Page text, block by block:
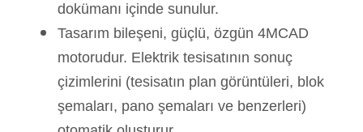
dokümanı içinde sunulur.
Tasarım bileşeni, güçlü, özgün 4MCAD
motorudur. Elektrik tesisatının sonuç
çizimlerini (tesisatın plan görüntüleri, blok
şemaları, pano şemaları ve benzerleri)